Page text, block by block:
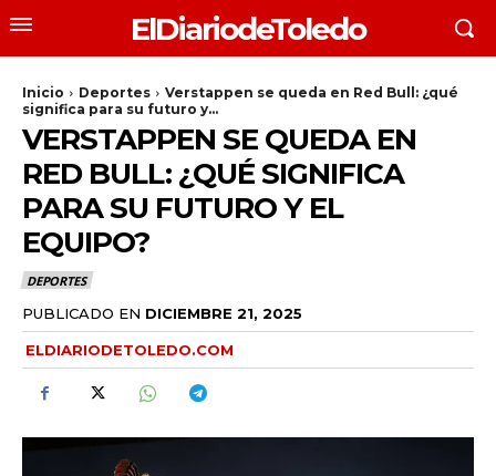
ElDiariodeToledo
Inicio Deportes
Verstappen se queda en Red Bull: ¿qué
significa para su futuro y...
VERSTAPPEN SE QUEDA EN
RED BULL: ¿QUÉ SIGNIFICA
PARA SU FUTURO Y EL
EQUIPO?
DEPORTES
PUBLICADO EN DICIEMBRE 21, 2025
ELDIARIODETOLEDO.COM